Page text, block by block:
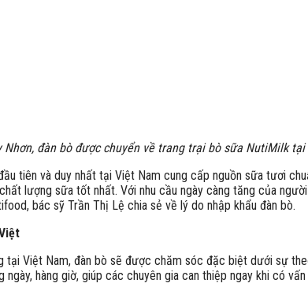
Nhơn, đàn bò được chuyển về trang trại bò sữa NutiMilk tại
tiên và duy nhất tại Việt Nam cung cấp nguồn sữa tươi
lượng sữa tốt nhất. Với nhu cầu ngày càng tăng của
bác sỹ Trần Thị Lệ chia sẻ về lý do nhập khẩu đàn bò.
tại Việt Nam, đàn bò sẽ được chăm sóc đặc biệt dưới sự
hàng giờ, giúp các chuyên gia can thiệp ngay khi có